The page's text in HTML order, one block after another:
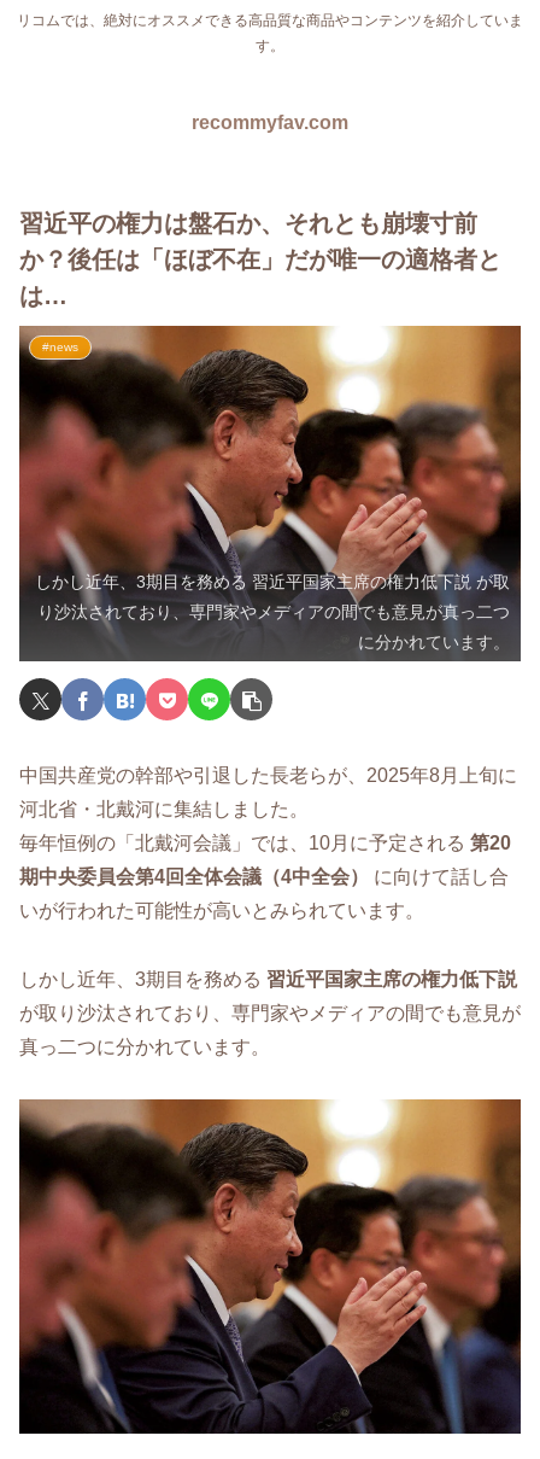
リコムでは、絶対にオススメできる高品質な商品やコンテンツを紹介していま
す。
recommyfav.com
習近平の権力は盤石か、それとも崩壊寸前
か？後任は「ほぼ不在」だが唯一の適格者と
は…
#news
しかし近年、3期目を務める 習近平国家主席の権力低下説 が取
り沙汰されており、専門家やメディアの間でも意見が真っ二つ
に分かれています。
中国共産党の幹部や引退した長老らが、2025年8月上旬に
河北省・北戴河に集結しました。
毎年恒例の「北戴河会議」では、10月に予定される 第20
期中央委員会第4回全体会議（4中全会）
に向けて話し合
いが行われた可能性が高いとみられています。
しかし近年、3期目を務める 習近平国家主席の権力低下説
が取り沙汰されており、専門家やメディアの間でも意見が
真っ二つに分かれています。